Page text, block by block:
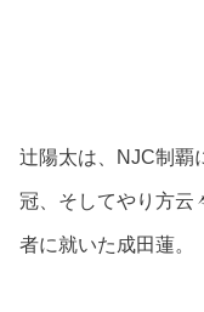
辻陽太は、NJC制覇
冠、そしてやり方云
者に就いた成田蓮。